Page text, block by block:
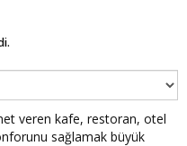
veren kafe, restoran, otel
sağlamak büyük